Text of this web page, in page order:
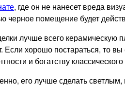
, где он не нанесет вреда
черное помещение будет
лучше всего керамическую
Если хорошо постараться, то
и богатству
его лучше сделать